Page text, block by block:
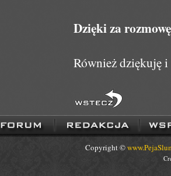
Dzięki za
Również dziękuję i
Copyright ©